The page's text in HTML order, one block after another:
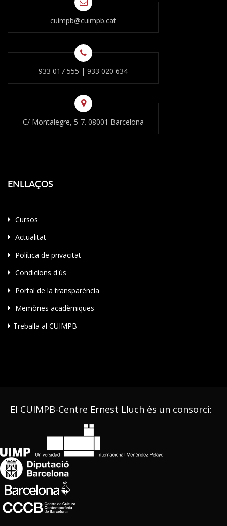
cuimpb@cuimpb.cat
933 017 555 | 933 020 634
C/ Montalegre, 5-7. 08001 Barcelona
ENLLAÇOS
Cursos
Actualitat
Política de privacitat
Condicions d'ús
Portal de la transparència
Memòries acadèmiques
Treballa al CUIMPB
El CUIMPB-Centre Ernest Lluch és un consorci: